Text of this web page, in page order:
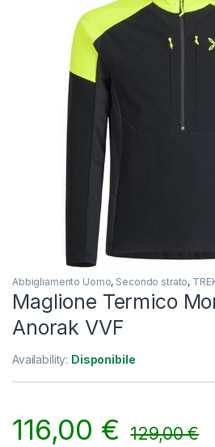
Abbigliamento Uomo, Secondo strato,
Maglione Termico
Anorak VVF
Availability: Disponibile
116,00 € 129,00€